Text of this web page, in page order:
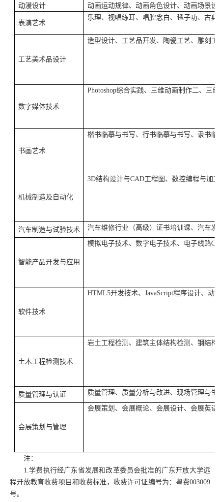
动漫设计
动画运动规律、动画角色设计、动画场景
表演艺术
乐理、视唱练耳、唱腔念白、毯子功、古典
工艺美术品设计
造型设计、工艺品开发、陶瓷工艺、雕刻
数字媒体技术
Photoshop综合实践、三维动画制作二、三
书画艺术
楷书临摹与书写、行书临摹与书写、隶书
机械制造及自动化
3D结构设计与CAD工程图、数控编程与加
汽车制造与试验技术 汽车维修行业（高级）证书培训课、汽车
智能产品开发与应用
模拟电子技术、数字电子技术、电子线路
软件技术
HTML5开发技术、 JavaScript程序设计、动
土木工程检测技术
岩土工程检测、建筑主体结构检测、钢结
质量管理与认证 质量管理、质量分析与改进、现场管理与
会展策划与管理
会展策划、会展概论、会展设计、会展英
注：
1. 学费执行经广东省发展和改革委员会批准的广东开放大学远
程开放教育收费项目和收费标准，收费许可证编号为：粤费003009
号。